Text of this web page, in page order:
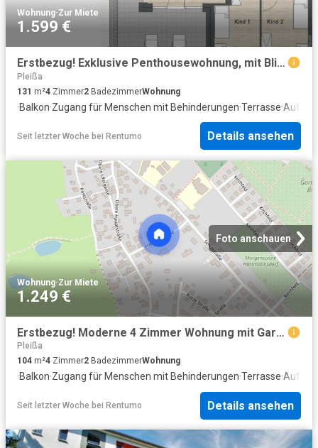
Wohnung·Zur Miete
1.599 €
Erstbezug! Exklusive Penthousewohnung, mit Blick über Hartmannsdorf!
Pleißa
131 m²4 Zimmer2 BadezimmerWohnung
·Balkon·Zugang für Menschen mit Behinderungen·Terrasse·Aufzug
Seit letzter Woche bei Rentumo Details ansehen
Foto anschauen
Wohnung·Zur Miete
1.249 €
Erstbezug! Moderne 4 Zimmer Wohnung mit Garagenstellplatz
Pleißa
104 m²4 Zimmer2 BadezimmerWohnung
·Balkon·Zugang für Menschen mit Behinderungen·Terrasse·Aufzug
Seit letzter Woche bei Rentumo Details ansehen